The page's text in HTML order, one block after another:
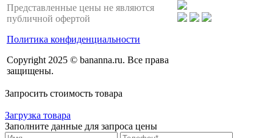
Представленные цены не являются
публичной офертой
Политика конфиденциальности
Copyright 2025 © bananna.ru. Все права
защищены.
Запросить стоимость товара
Загрузка товара
Заполните данные для запроса цены